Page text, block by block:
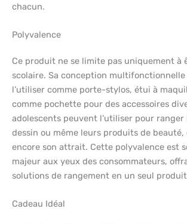
chacun.
Polyvalence
Ce produit ne se limite pas uniquement à
scolaire. Sa conception
l’utiliser comme porte-stylos, étui à
comme pochette pour des accessoires
adolescents peuvent l’utiliser pour
dessin ou même leurs produits de
encore son attrait. Cette polyvalence est
majeur aux yeux des consommateurs,
solutions de rangement en un seul
Cadeau Idéal